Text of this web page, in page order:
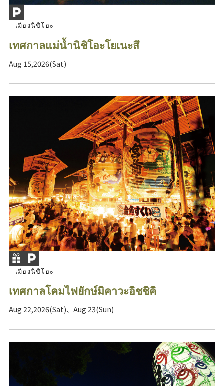
เมืองนิชิโอะ
เทศกาลแม่น้ำนิชิโอะโยเนะสึ
Aug 15,2026(Sat)
เมืองนิชิโอะ
เทศกาลโคมไฟยักษ์มิคาวะอิชชิคิ
Aug 22,2026(Sat)、Aug 23(Sun)